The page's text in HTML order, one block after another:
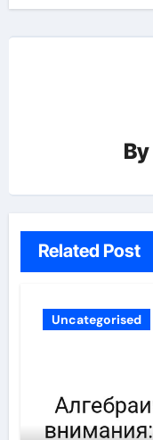
By
Related Post
Uncategorised